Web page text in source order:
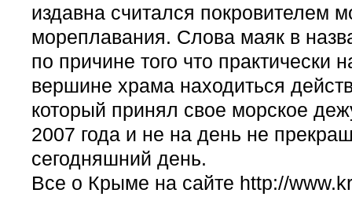
издавна считался покровителем
мореплавания. Слова маяк в
по причине того что практически
вершине храма находиться
который принял свое морское
2007 года и не на день не
сегодняшний день.
Все о Крыме на сайте http://